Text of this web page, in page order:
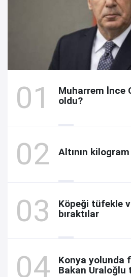
Muharrem İnce
oldu?
Altının
Köpeği tüfekle
bıraktılar
Konya yolunda
Bakan Uraloğlu